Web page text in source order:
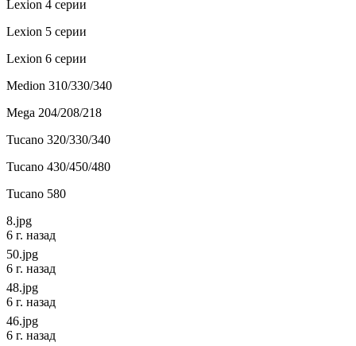
Lexion 4 серии
Lexion 5 серии
Lexion 6 серии
Medion 310/330/340
Mega 204/208/218
Tucano 320/330/340
Tucano 430/450/480
Tucano 580
8.jpg
6 г. назад
50.jpg
6 г. назад
48.jpg
6 г. назад
46.jpg
6 г. назад